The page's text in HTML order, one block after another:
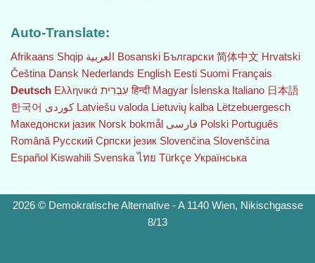
Auto-Translate:
Afrikaans Shqip العربية Bosanski Български 简体中文 Hrvatski
Čeština‎ Dansk Nederlands English Eesti Suomi Français
Deutsch Ελληνικά עִבְרִית हिन्दी Magyar Íslenska Italiano 日本語
한국어
Latviešu valoda Lietuvių kalba Lëtzebuergesch
Македонски јазик Norsk bokmål فارسی Polski Português
Română Русский Српски језик Slovenčina Slovenščina
Español Kiswahili Svenska ไทย Türkçe Українська
2026 © Demokratische Alternative - A 1140 Wien, Nikischgasse
8/13